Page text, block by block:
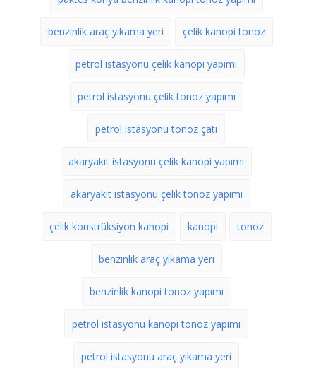
benzinlik araç yıkama yeri çelik kanopi tonoz
petrol istasyonu çelik kanopi yapımı
petrol istasyonu çelik tonoz yapımı
petrol istasyonu tonoz çatı
akaryakıt istasyonu çelik kanopi yapımı
akaryakıt istasyonu çelik tonoz yapımı
çelik konstrüksiyon kanopi kanopi tonoz
benzinlik araç yıkama yeri
benzinlik kanopi tonoz yapımı
petrol istasyonu kanopi tonoz yapımı
petrol istasyonu araç yıkama yeri